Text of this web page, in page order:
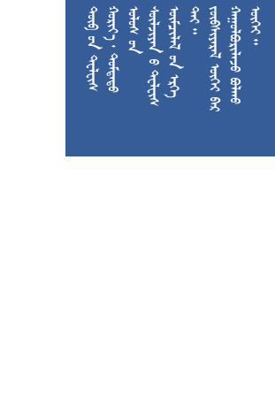

































































  






































 